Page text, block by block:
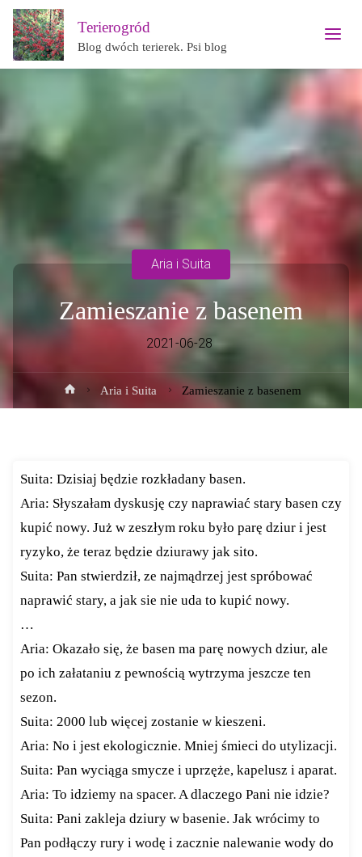
Terierogród
Blog dwóch terierek. Psi blog
Zamieszanie z basenem
2021-06-28
Aria i Suita
Strona
główna
Aria i Suita Zamieszanie z basenem
Suita: Dzisiaj będzie rozkładany basen.
Aria: Słyszałam dyskusję czy naprawiać stary basen czy
kupić nowy. Już w zeszłym roku było parę dziur i jest
ryzyko, że teraz będzie dziurawy jak sito.
Suita: Pan stwierdził, ze najmądrzej jest spróbować
naprawić stary, a jak sie nie uda to kupić nowy.
…
Aria: Okazało się, że basen ma parę nowych dziur, ale
po ich załataniu z pewnością wytrzyma jeszcze ten
sezon.
Suita: 2000 lub więcej zostanie w kieszeni.
Aria: No i jest ekologicznie. Mniej śmieci do utylizacji.
Suita: Pan wyciąga smycze i uprzęże, kapelusz i aparat.
Aria: To idziemy na spacer. A dlaczego Pani nie idzie?
Suita: Pani zakleja dziury w basenie. Jak wrócimy to
Pan podłączy rury i wodę i zacznie nalewanie wody do